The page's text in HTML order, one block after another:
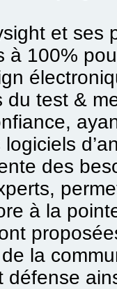
et ses
à 100%
du test &
des
à la
la
défense